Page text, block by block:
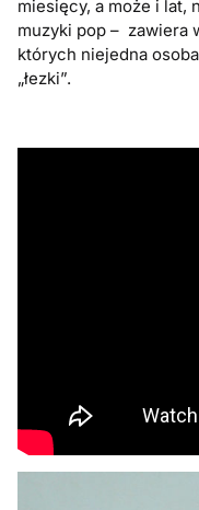
miesięcy, a może i lat,
muzyki pop – zawiera
których niejedna
„łezki”.